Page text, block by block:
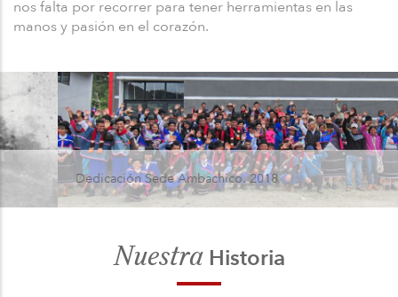
nos falta por recorrer para tener herramientas en las
manos y pasión en el corazón.
Dedicación Sede Ambachico. 2018
Nuestra Historia